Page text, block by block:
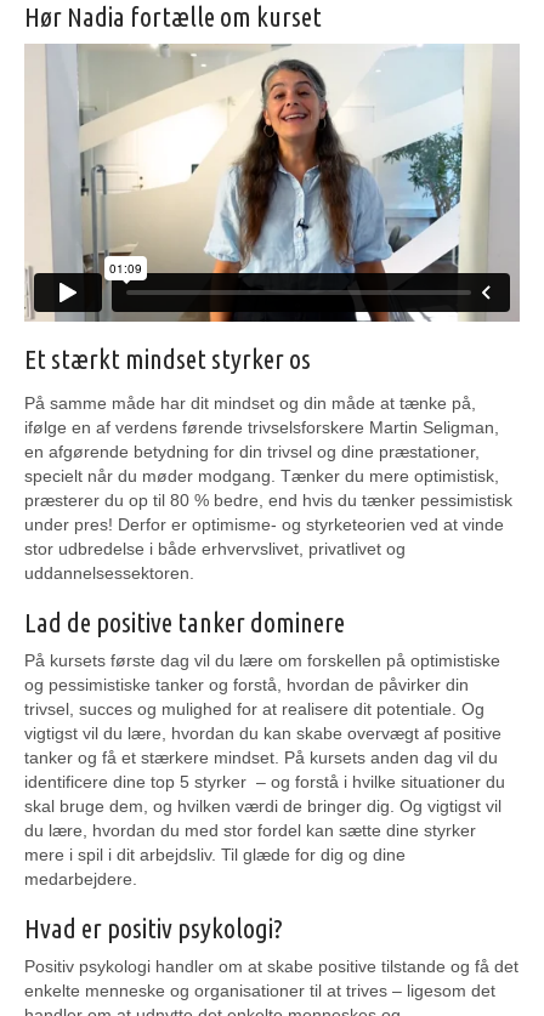
Hør Nadia fortælle om kurset
Et stærkt mindset styrker os
På samme måde har dit mindset og din måde at tænke på,
ifølge en af verdens førende trivselsforskere Martin Seligman,
en afgørende betydning for din trivsel og dine præstationer,
specielt når du møder modgang. Tænker du mere optimistisk,
præsterer du op til 80 % bedre, end hvis du tænker pessimistisk
under pres! Derfor er optimisme- og styrketeorien ved at vinde
stor udbredelse i både erhvervslivet, privatlivet og
uddannelsessektoren.
Lad de positive tanker dominere
På kursets første dag vil du lære om forskellen på optimistiske
og pessimistiske tanker og forstå, hvordan de påvirker din
trivsel, succes og mulighed for at realisere dit potentiale. Og
vigtigst vil du lære, hvordan du kan skabe overvægt af positive
tanker og få et stærkere mindset. På kursets anden dag vil du
identificere dine top 5 styrker – og forstå i hvilke situationer du
skal bruge dem, og hvilken værdi de bringer dig. Og vigtigst vil
du lære, hvordan du med stor fordel kan sætte dine styrker
mere i spil i dit arbejdsliv. Til glæde for dig og dine
medarbejdere.
Hvad er positiv psykologi?
Positiv psykologi handler om at skabe positive tilstande og få det
enkelte menneske og organisationer til at trives – ligesom det